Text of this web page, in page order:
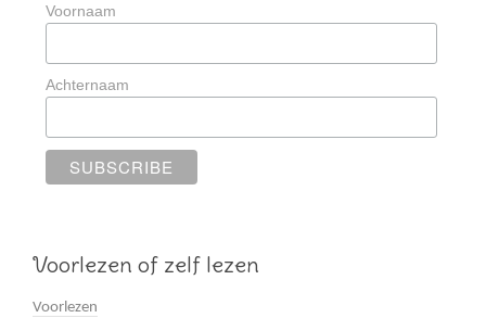
Voornaam
Achternaam
Voorlezen of zelf lezen
Voorlezen